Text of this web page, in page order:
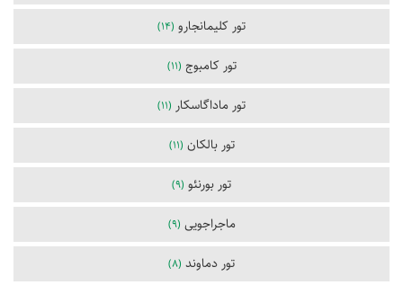
تور کلیمانجارو (14)
تور کامبوج (11)
تور ماداگاسکار (11)
تور بالکان (11)
تور بورنئو (9)
ماجراجویی (9)
تور دماوند (8)